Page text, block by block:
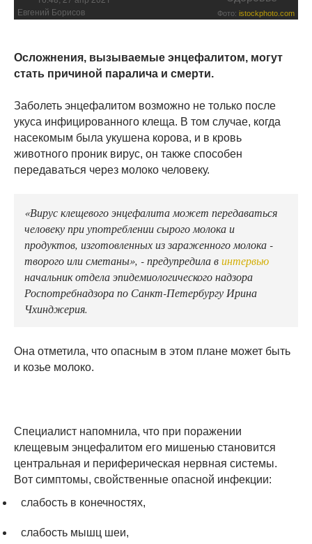
Евгений Борисов Фото: istockphoto.com
Осложнения, вызываемые энцефалитом, могут
стать причиной паралича и смерти.
Заболеть энцефалитом возможно не только после
укуса инфицированного клеща. В том случае, когда
насекомым была укушена корова, и в кровь
животного проник вирус, он также способен
передаваться через молоко человеку.
«Вирус клещевого энцефалита может передаваться
человеку при употреблении сырого молока и
продуктов, изготовленных из зараженного молока -
творого или сметаны», - предупредила винтервью
начальник отдела эпидемиологического надзора
Роспотребнадзора по Санкт-Петербургу Ирина
Чхинджерия.
Она отметила, что опасным в этом плане может быть
и козье молоко.
Специалист напомнила, что при поражении
клещевым энцефалитом его мишенью становится
центральная и периферическая нервная системы.
Вот симптомы, свойственные опасной инфекции:
слабость в конечностях,
слабость мышц шеи,